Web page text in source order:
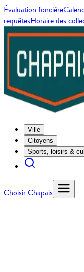
Évaluation foncière
requêtesHoraire des
Ville
Citoyens
Sports, loisirs &
Choisir Chapais